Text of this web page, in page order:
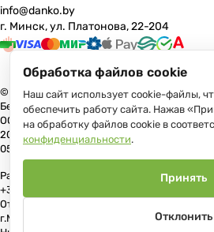
info@danko.by
г. Минск, ул. Платонова, 22-204
© 2026 Данко Бай: качественная мебель с
Беларуси
ООО «Гранд Парк», юр.адрес: 220005,
204 В торговом реестре с 17 июля 2013 г.
05.11.2008, Мингорисполком.
Рассмотрение обращений потребителей,
+375 (29) 191-10-80, +375 (29) 544-10-00,
Отдел торговли и услуг Администрации
г.Минска: тел. +375(17)215-14-65,
Обработка файлов cookie
Наш сайт использует cookie-файлы,
обеспечить работу сайта. Нажав
на обработку файлов cookie в
конфиденциальности.
Отклонить
Принять